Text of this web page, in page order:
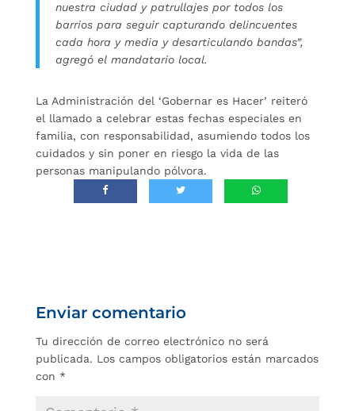
nuestra ciudad y patrullajes por todos los
barrios para seguir capturando delincuentes
cada hora y media y desarticulando bandas”,
agregó el mandatario local.
La Administración del ‘Gobernar es Hacer’ reiteró
el llamado a celebrar estas fechas especiales en
familia, con responsabilidad, asumiendo todos los
cuidados y sin poner en riesgo la vida de las
personas manipulando pólvora.
Enviar comentario
Tu dirección de correo electrónico no será
publicada. Los campos obligatorios están marcados
con *